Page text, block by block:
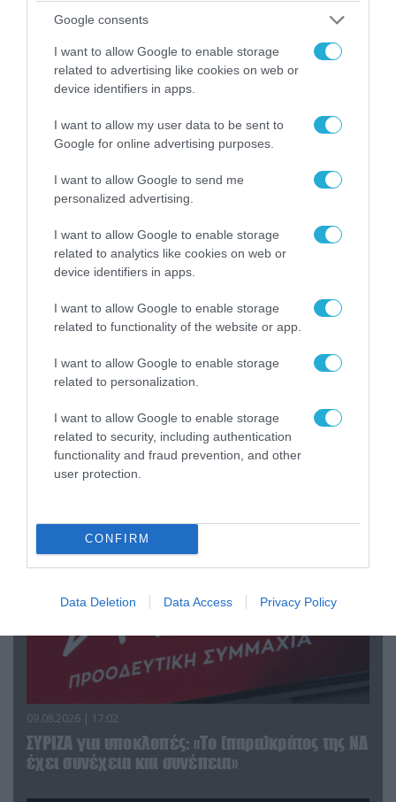
Google consents
I want to allow Google to enable storage
related to advertising like cookies on web or
device identifiers in apps.
I want to allow my user data to be sent to
Google for online advertising purposes.
I want to allow Google to send me
personalized advertising.
I want to allow Google to enable storage
related to analytics like cookies on web or
device identifiers in apps.
I want to allow Google to enable storage
related to functionality of the website or app.
I want to allow Google to enable storage
related to personalization.
I want to allow Google to enable storage
related to security, including authentication
functionality and fraud prevention, and other
user protection.
CONFIRM
Data Deletion Data Access Privacy Policy
09.08.2026 | 12:02
Λευκάδα-Βουλγαρία: Ουκρανικά drone
χτυπούν την εθνική κυριαρχία και θέτουν σε
κίνδυνο οικονομίες χωρών του ΝΑΤΟ
Βίντεο: Ρωσική βόμβα FAB-3000 «εξαφανίζει
από τον χάρτη» σημείο διέλευσης των
ουκρανικών δυνάμεων στην Ζαπορίζια
ΠΟΛΙΤΙΚΗ
09.08.2026 | 17:02
ΣΥΡΙΖΑ για υποκλοπές: «Το (παρα)κράτος της ΝΔ
έχει συνέχεια και συνέπεια»